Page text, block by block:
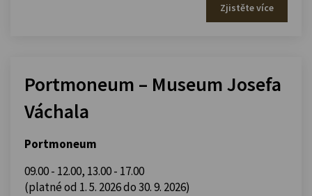
Zjistěte více
Portmoneum – Museum Josefa
Váchala
Portmoneum
09.00 - 12.00, 13.00 - 17.00
(platné od 1. 5. 2026 do 30. 9. 2026)